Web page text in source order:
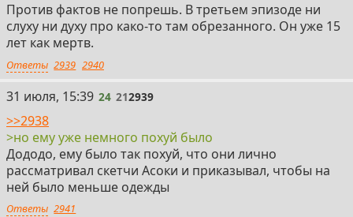
Против фактов не попрешь. В третьем эпизоде ни
слуху ни духу про како-то там обрезанного. Он уже 15
лет как мертв.
Ответы 2939 2940
24
31 июля, 15:39 24 212939
>>2938
>но ему уже немного похуй было
Дододо, ему было так похуй, что они лично
рассматривал скетчи Асоки и приказывал, чтобы на
ней было меньше одежды
Ответы 2941